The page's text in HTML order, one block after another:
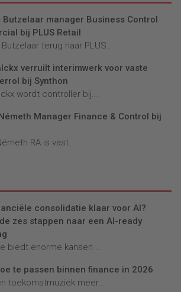
Butzelaar manager Business Control
bij PLUS Retail
terug naar PLUS...
verruilt interimwerk voor vaste
bij Synthon
wordt controller bij...
Manager Finance & Control bij
RA is vast...
consolidatie klaar voor AI?
zes stappen naar een AI-ready
biedt enorme kansen...
te passen binnen finance in 2026
toekomstmuziek meer...